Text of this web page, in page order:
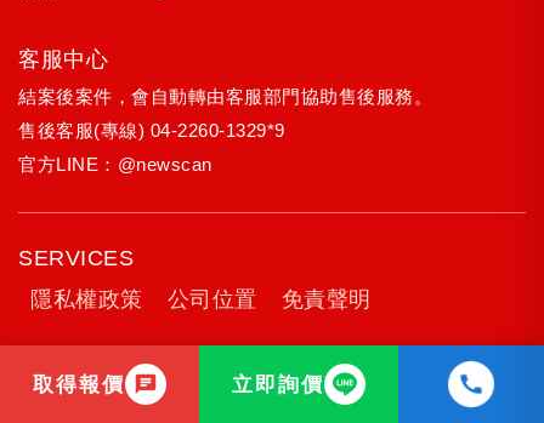
取得報價 立即詢價
客服中心
結案後案件，會自動轉由客服部門協助售後服務。
售後客服(專線) 04-2260-1329*9
官方LINE： @newscan
SERVICES
隱私權政策
公司位置 免責聲明
Copyright © 2005-2026 新視野網頁設計公司 All Rights Reserved. 法律顧問：林